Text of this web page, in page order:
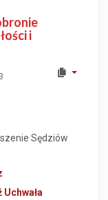
i
Sędziów
Uchwała